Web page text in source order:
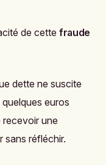
de cette fraude
dette ne suscite
euros
recevoir une
sans réfléchir.